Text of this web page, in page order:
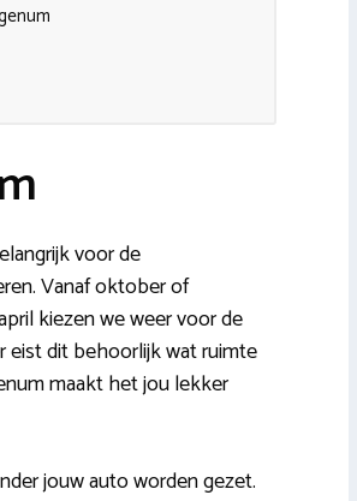
voor de
Vanaf oktober of
kiezen we weer voor de
eist dit behoorlijk wat ruimte
maakt het jou lekker
jouw auto worden gezet.